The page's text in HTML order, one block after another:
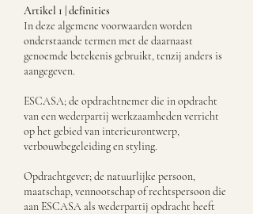
Artikel 1 | definities
In deze algemene voorwaarden worden
onderstaande termen met de daarnaast
genoemde betekenis gebruikt, tenzij anders is
aangegeven.
ESCASA; de opdrachtnemer die in opdracht
van een wederpartij werkzaamheden verricht
op het gebied van interieurontwerp,
verbouwbegeleiding en styling.
Opdrachtgever; de natuurlijke persoon,
maatschap, vennootschap of rechtspersoon die
aan ESCASA als wederpartij opdracht heeft